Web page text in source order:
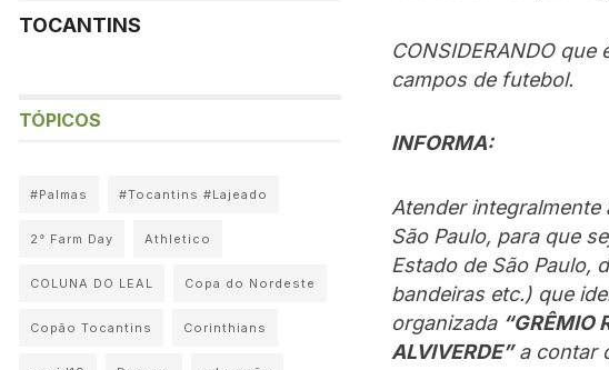
CONSIDERANDO
campos de futebol.
INFORMA:
Atender
São Paulo, para que
Estado de São Paulo,
bandeiras etc.) que
organizada “GRÊMIO
ALVIVERDE”a contar
TOCANTINS
TÓPICOS
#Palmas #Tocantins #Lajeado
2° Farm Day Athletico
COLUNA DO LEAL Copa do Nordeste
Copão Tocantins Corinthians